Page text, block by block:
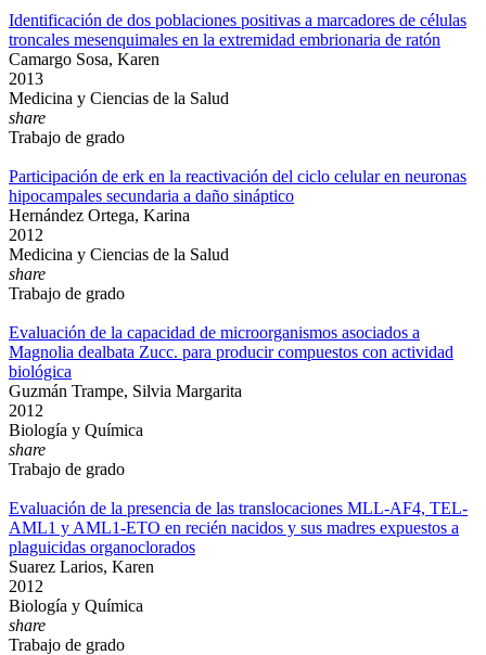
Identificación de dos poblaciones positivas a marcadores de células
troncales mesenquimales en la extremidad embrionaria de ratón
Camargo Sosa, Karen
2013
Medicina y Ciencias de la Salud
share
Trabajo de grado
Participación de erk en la reactivación del ciclo celular en neuronas
hipocampales secundaria a daño sináptico
Hernández Ortega, Karina
2012
Medicina y Ciencias de la Salud
share
Trabajo de grado
Evaluación de la capacidad de microorganismos asociados a
Magnolia dealbata Zucc. para producir compuestos con actividad
biológica
Guzmán Trampe, Silvia Margarita
2012
Biología y Química
share
Trabajo de grado
Evaluación de la presencia de las translocaciones MLL-AF4, TEL-
AML1 y AML1-ETO en recién nacidos y sus madres expuestos a
plaguicidas organoclorados
Suarez Larios, Karen
2012
Biología y Química
share
Trabajo de grado